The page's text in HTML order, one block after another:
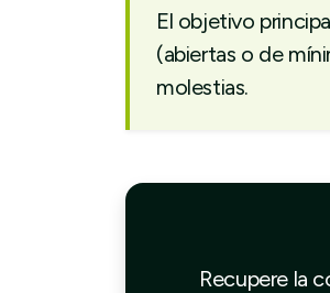
El objetivo
(abiertas o de
molestias.
Recupere la